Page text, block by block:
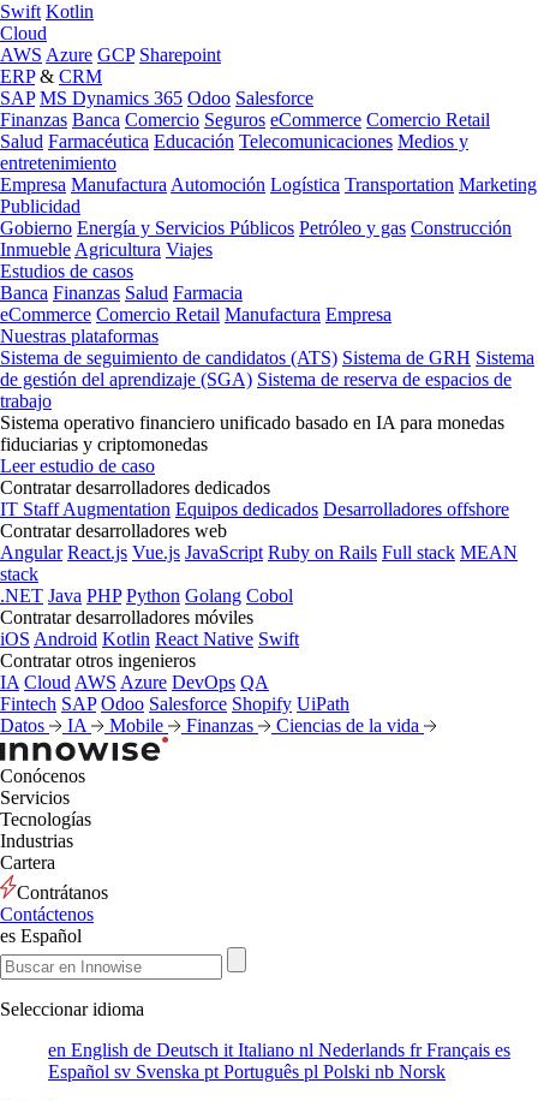
Swift Kotlin
Cloud
AWS Azure GCP Sharepoint
ERP& CRM
SAP MS Dynamics 365 Odoo Salesforce
Finanzas Banca Comercio Seguros eCommerce Comercio Retail
Salud Farmacéutica Educación Telecomunicaciones Medios y
entretenimiento
Empresa Manufactura Automoción Logística Transportation Marketing
Publicidad
Gobierno Energía y Servicios Públicos Petróleo y gas Construcción
Inmueble Agricultura Viajes
Estudios de casos
Banca Finanzas Salud Farmacia
eCommerce Comercio Retail Manufactura Empresa
Nuestras plataformas
Sistema de seguimiento de candidatos (ATS) Sistema de GRH Sistema
de gestión del aprendizaje (SGA) Sistema de reserva de espacios de
trabajo
Sistema operativo financiero unificado basado en IA para monedas
fiduciarias y criptomonedas
Leer estudio de caso
Contratar desarrolladores dedicados
IT Staff Augmentation Equipos dedicados Desarrolladores offshore
Contratar desarrolladores web
Angular React.js Vue.js JavaScript Ruby on Rails Full stack MEAN
stack
.NET Java PHP Python Golang Cobol
Contratar desarrolladores móviles
iOS Android Kotlin React Native Swift
Contratar otros ingenieros
IA Cloud AWS Azure DevOps QA
Fintech SAP Odoo Salesforce Shopify UiPath
Datos
IA Mobile Finanzas Ciencias de la vida
Conócenos
Servicios
Tecnologías
Industrias
Cartera
Contrátanos
Contáctenos
es Español
Seleccionar idioma
en English de Deutsch it Italiano nl Nederlands frFrançais es
Español sv Svenska pt Português pl Polski nb Norsk